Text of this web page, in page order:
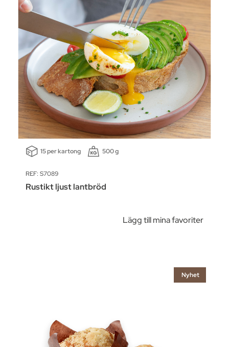
15 per kartong 500 g
REF: S7089
Rustikt ljust lantbröd
Lägg till mina favoriter
Nyhet